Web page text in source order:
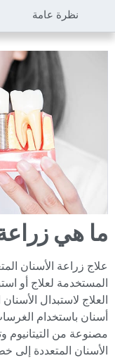
نظرة عامة
ما هي
علاج زراعة الأسنان
المستخدمة لعلاج أو
العلاج لاستبدال
أسنان باستخدام
مصنوعة من
الأسنان المتعددة إلى